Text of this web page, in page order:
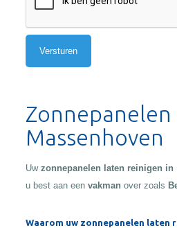
Zonnepanelen
Massenhoven
Uw zonnepanelen laten reinigen in
u best aan een vakman over zoals
Waarom uw zonnepanelen laten